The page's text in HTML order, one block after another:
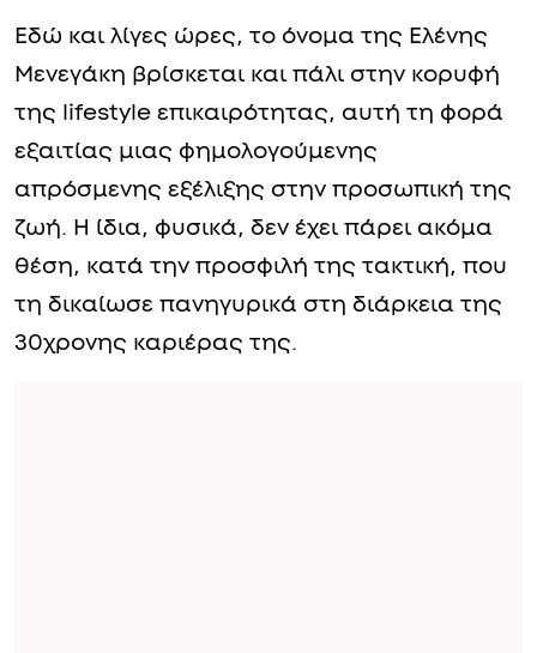
Εδώ και λίγες ώρες, το όνομα της Ελένης
Μενεγάκη βρίσκεται και πάλι στην κορυφή
της lifestyle επικαιρότητας, αυτή τη φορά
εξαιτίας μιας φημολογούμενης